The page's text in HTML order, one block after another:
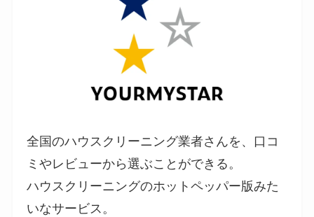
全国のハウスクリーニング業者さんを、口コ
ミやレビューから選ぶことができる。
ハウスクリーニングのホットペッパー版みた
いなサービス。